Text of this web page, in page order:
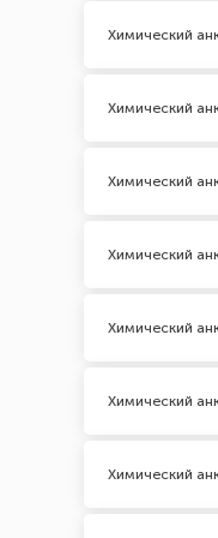
Химический
Химический
Химический
Химический
Химический
Химический
Химический